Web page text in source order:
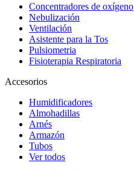
Concentradores de oxígeno
Nebulización
Ventilación
Asistente para la Tos
Pulsiometria
Fisioterapia Respiratoria
Accesorios
Humidificadores
Almohadillas
Arnés
Armazón
Tubos
Ver todos